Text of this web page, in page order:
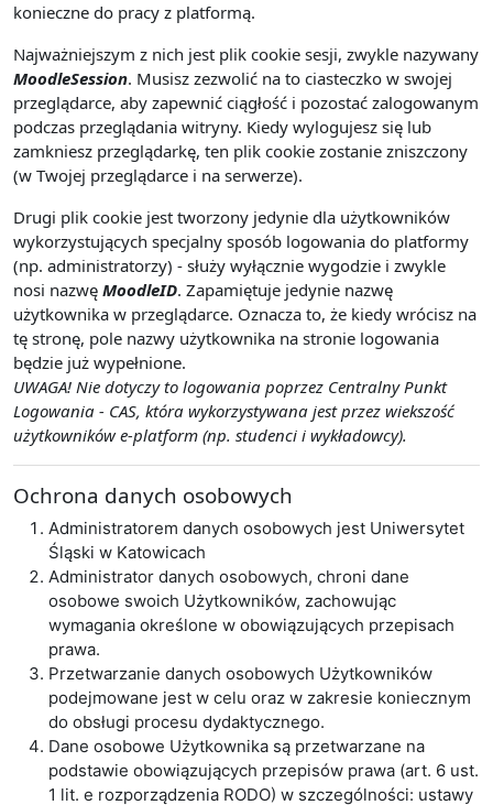
konieczne do pracy z platformą.
Najważniejszym z nich jest plik cookie sesji, zwykle nazywany
MoodleSession. Musisz zezwolić na to ciasteczko w swojej
przeglądarce, aby zapewnić ciągłość i pozostać zalogowanym
podczas przeglądania witryny. Kiedy wylogujesz się lub
zamkniesz przeglądarkę, ten plik cookie zostanie zniszczony
(w Twojej przeglądarce i na serwerze).
Drugi plik cookie jest tworzony jedynie dla użytkowników
wykorzystujących specjalny sposób logowania do platformy
(np. administratorzy) - służy wyłącznie wygodzie i zwykle
nosi nazwę MoodleID. Zapamiętuje jedynie nazwę
użytkownika w przeglądarce. Oznacza to, że kiedy wrócisz na
tę stronę, pole nazwy użytkownika na stronie logowania
będzie już wypełnione.
UWAGA! Nie dotyczy to logowania poprzez Centralny Punkt
Logowania - CAS, która wykorzystywana jest przez wiekszość
użytkowników e-platform (np. studenci i wykładowcy).
Ochrona danych osobowych
Administratorem danych osobowych jest Uniwersytet
Śląski w Katowicach
Administrator danych osobowych, chroni dane
osobowe swoich Użytkowników, zachowując
wymagania określone w obowiązujących przepisach
prawa.
Przetwarzanie danych osobowych Użytkowników
podejmowane jest w celu oraz w zakresie koniecznym
do obsługi procesu dydaktycznego.
Dane osobowe Użytkownika są przetwarzane na
podstawie obowiązujących przepisów prawa (art. 6 ust.
1 lit. e rozporządzenia RODO) w szczególności: ustawy